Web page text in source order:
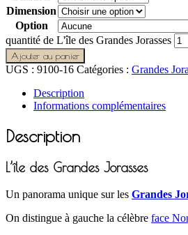
Dimension
Option
quantité de L'île des Grandes Jorasses
Ajouter au panier
UGS : 9100-16 Catégories : Grandes
Description
Informations complémentaires
Description
L’île des Grandes Jorasses
Un panorama unique sur les Grandes
On distingue à gauche la célèbre face